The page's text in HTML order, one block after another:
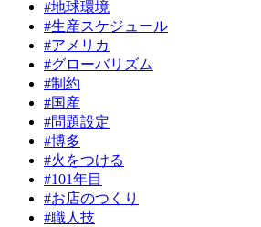
#地球環境
#生産スケジュール
#アメリカ
#グローバリズム
#制約
#国産
#問題設定
#博多
#火をつける
#101年目
#お店のつくり
#職人技